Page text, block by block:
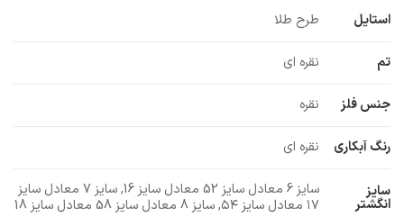
استایل طرح طلا
تم نقره ای
جنس فلز نقره
رنگ آبکاری نقره ای
سایز
انگشتر
سایز 6 معادل سایز 52 معادل سایز 16, سایز 7 معادل سایز
۱۷ معادل سایز ۵۴, سایز 8 معادل سایز 58 معادل سایز 18